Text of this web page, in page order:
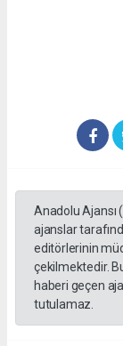
Anadolu Ajansı
ajanslar
editörlerinin
çekilmektedir.
haberi geçen
tutulamaz.